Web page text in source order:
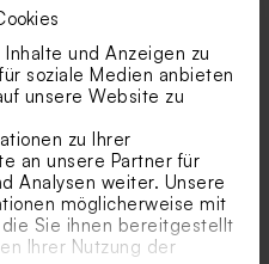
und Anzeigen zu
soziale Medien anbieten
unsere Website zu
zu Ihrer
an unsere Partner für
Analysen weiter. Unsere
möglicherweise mit
Sie ihnen bereitgestellt
Ihrer Nutzung der